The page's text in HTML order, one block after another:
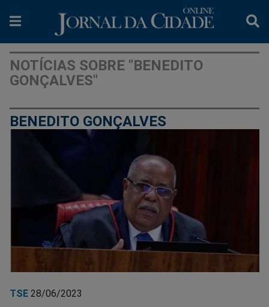
NOTÍCIAS SOBRE "BENEDITO
GONÇALVES"
BENEDITO GONÇALVES
TSE 28/06/2023